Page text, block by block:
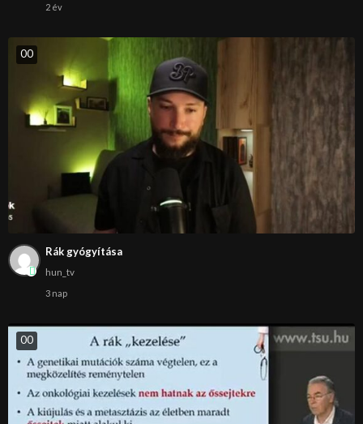
2 év
00
Rák gyógyítása
hun_tv
3 nap
00